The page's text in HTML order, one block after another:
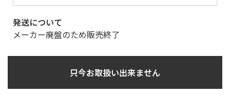
発送について
メーカー廃盤のため販売終了
只今お取扱い出来ません